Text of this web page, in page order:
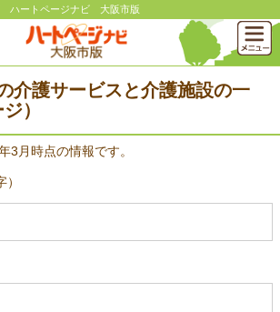
ハートページナビ 大阪市版
介護サービスと介護施設の一
）
3月時点の情報です。